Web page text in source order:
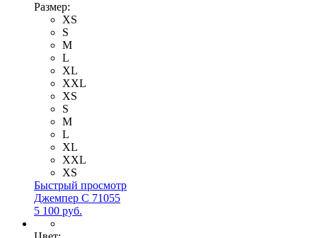
Размер:
XS
S
M
L
XL
XXL
XS
S
M
L
XL
XXL
XS
Быстрый просмотр
Джемпер С 71055
5 100 руб.